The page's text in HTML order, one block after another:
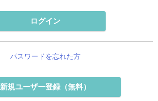
ログイン
パスワードを忘れた方
新規ユーザー登録（無料）